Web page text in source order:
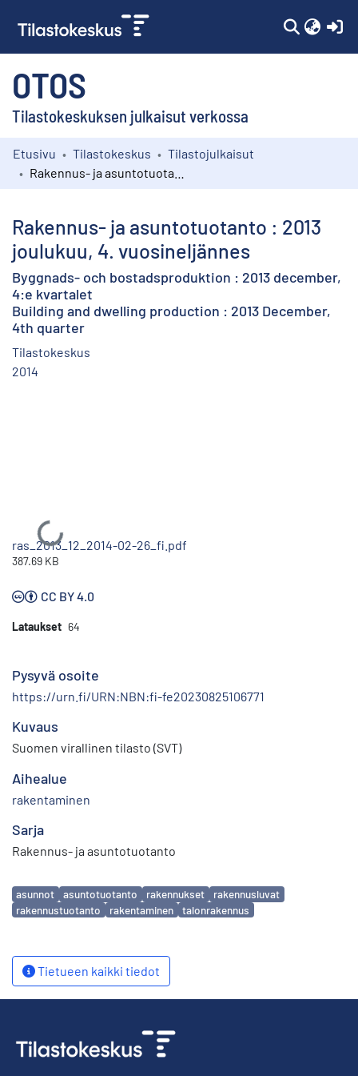
OTOS
Tilastokeskuksen julkaisut verkossa
Kokoelmat
Etusivu Tilastokeskus
Tilastojulkaisut
Rakennus- ja asuntotuotanto : 2013
joulukuu, 4. vuosineljännes
Byggnads- och bostadsproduktion : 2013 december,
4:e kvartalet
Building and dwelling production : 2013 December,
4th quarter
Tilastokeskus
2014
Ladataan...
ras_2013_12_2014-02-26_fi.pdf
387.69 KB
CC BY 4.0
Lataukset 64
Pysyvä osoite
https://urn.fi/URN:NBN:fi-fe20230825106771
Kuvaus
Suomen virallinen tilasto (SVT)
Aihealue
rakentaminen
Sarja
Rakennus- ja asuntotuotanto
Avainsanat
asunnot asuntotuotanto rakennukset
rakennusluvat
rakennustuotanto
rakentaminen talonrakennus
Tietueen kaikki tiedot